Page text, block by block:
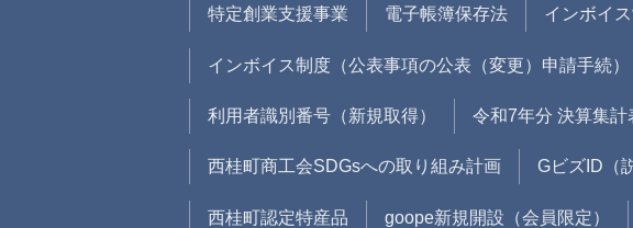
特定創業支援事業 電子帳簿保存法 インボイ
インボイス制度（公表事項の公表（変更）申請手続）
利用者識別番号（新規取得） 令和7年分 決算集計
西桂町商工会SDGsへの取り組み計画 GビズID（
西桂町認定特産品 goope新規開設（会員限定）